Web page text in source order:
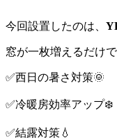
今回設置したのは、
窓が一枚増えるだけで
✅西日の暑さ対策🌞
✅冷暖房効率アップ❄️
✅結露対策💧